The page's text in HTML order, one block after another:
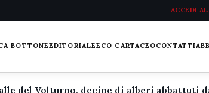
ACCEDI
BOTTONEEDITORIALEECO CARTACEOCONTATTI